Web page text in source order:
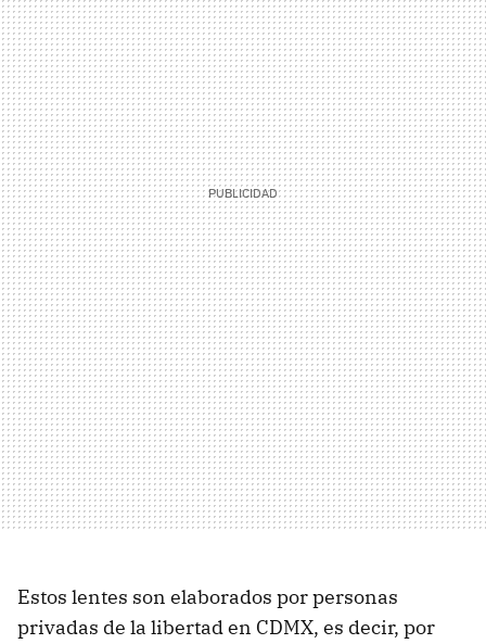
Estos lentes son elaborados por personas
privadas de la libertad en CDMX, es decir, por